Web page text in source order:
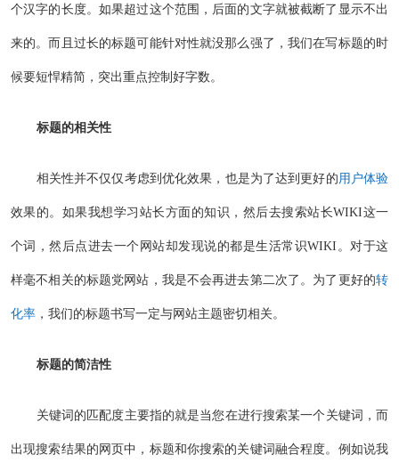
个汉字的长度。如果超过这个范围，后面的文字就被截断了显示不出
来的。而且过长的标题可能针对性就没那么强了，我们在写标题的时
候要短悍精简，突出重点控制好字数。
标题的相关性
相关性并不仅仅考虑到优化效果，也是为了达到更好的用户体验
效果的。如果我想学习站长方面的知识，然后去搜索站长WIKI这一
个词，然后点进去一个网站却发现说的都是生活常识WIKI。对于这
样毫不相关的标题党网站，我是不会再进去第二次了。为了更好的转
化率，我们的标题书写一定与网站主题密切相关。
标题的简洁性
关键词的匹配度主要指的就是当您在进行搜索某一个关键词，而
出现搜索结果的网页中，标题和你搜索的关键词融合程度。例如说我